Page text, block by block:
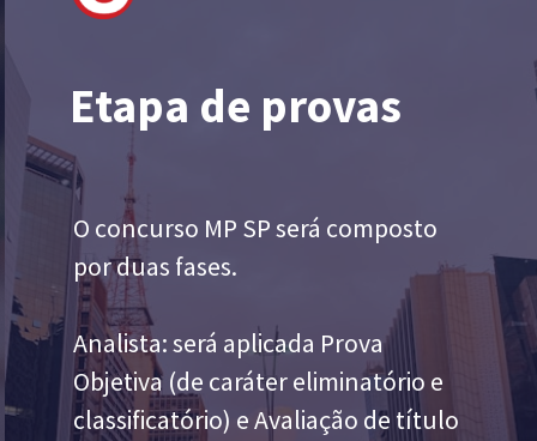
Etapa de provas
O concurso MP SP será composto
por duas fases.
Analista: será aplicada Prova
Objetiva (de caráter eliminatório e
classificatório) e Avaliação de título